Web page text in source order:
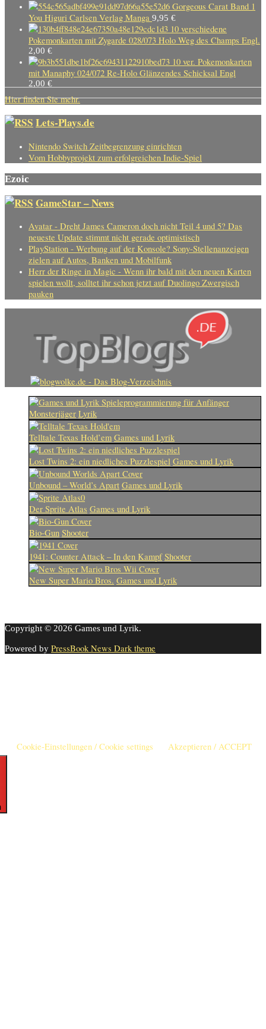
Gorgeous Carat Band 1
You Higuri Carlsen Verlag Manga 9,95 €
10 verschiedene
Pokemonkarten mit Zygarde 028/073 Holo Weg des Champs Engl.
2,00 €
10 ver. Pokemonkarten
mit Manaphy 024/072 Re-Holo Glänzendes Schicksal Engl
2,00 €
Hier finden Sie mehr.
Lets-Plays.de
Nintendo Switch Zeitbegrenzung einrichten
Vom Hobbyprojekt zum erfolgreichen Indie-Spiel
Ezoic
GameStar – News
Avatar - Dreht James Cameron doch nicht Teil 4 und 5? Das
neueste Update stimmt nicht gerade optimistisch
PlayStation - Werbung auf der Konsole? Sony-Stellenanzeigen
zielen auf Autos, Banken und Mobilfunk
Herr der Ringe in Magic - Wenn ihr bald mit den neuen Karten
spielen wollt, solltet ihr schon jetzt auf Duolingo Zwergisch
pauken
Monsterjäger Lyrik
Telltale Texas Hold’em Games und Lyrik
Lost Twins 2: ein niedliches Puzzlespiel Games und Lyrik
Unbound – World’s Apart Games und Lyrik
Der Sprite Atlas Games und Lyrik
Bio-Gun Shooter
1941: Counter Attack – In den Kampf Shooter
New Super Mario Bros. Games und Lyrik
Copyright © 2026 Games und Lyrik.
Powered by PressBook News Dark theme
Cookie-Einstellungen / Cookie settings Akzeptieren / ACCEPT